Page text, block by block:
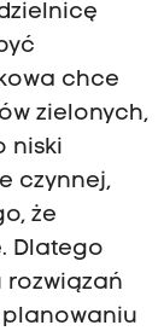
chce
zielonych,
niski
czynnej,
że
Dlatego